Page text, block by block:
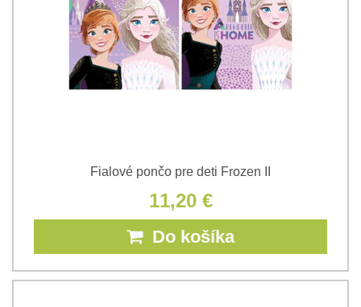
Fialové pončo pre deti Frozen II
11,20 €
Do košíka